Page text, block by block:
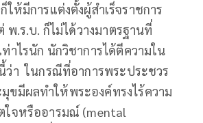
ให้มีการแต่งตั้งผู้สำเร็จราชการ
.ร.บ. ก็ไม่ได้วางมาตรฐานที่
ท่าไรนัก นักวิชาการได้ตีความใน
ว่า ในกรณีที่อาการพระประชวร
ขมีผลทำให้พระองค์ทรงไร้ความ
ใจหรืออารมณ์ (mental